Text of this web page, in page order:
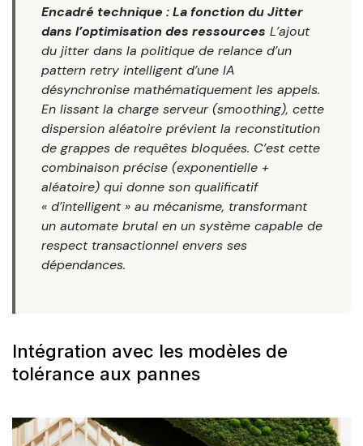
Encadré technique : La fonction du Jitter
dans l’optimisation des ressources L’ajout
du jitter dans la politique de relance d’un
pattern retry intelligent d’une IA
désynchronise mathématiquement les appels.
En lissant la charge serveur (smoothing), cette
dispersion aléatoire prévient la reconstitution
de grappes de requêtes bloquées. C’est cette
combinaison précise (exponentielle +
aléatoire) qui donne son qualificatif
« d’intelligent » au mécanisme, transformant
un automate brutal en un système capable de
respect transactionnel envers ses
dépendances.
Intégration avec les modèles de
tolérance aux pannes